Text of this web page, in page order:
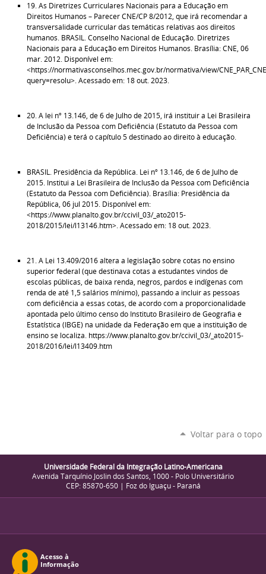
19. As Diretrizes Curriculares Nacionais para a Educação em
Direitos Humanos – Parecer CNE/CP 8/2012, que irá recomendar a
transversalidade curricular das temáticas relativas aos direitos
humanos. BRASIL. Conselho Nacional de Educação. Diretrizes
Nacionais para a Educação em Direitos Humanos. Brasília: CNE, 06
mar. 2012. Disponível em:
<https://normativasconselhos.mec.gov.br/normativa/view/
query=resolu>. Acessado em: 18 out. 2023.
20. A lei nº 13.146, de 6 de Julho de 2015, irá instituir a Lei Brasileira
de Inclusão da Pessoa com Deficiência (Estatuto da Pessoa com
Deficiência) e terá o capítulo 5 destinado ao direito à educação.
BRASIL. Presidência da República. Lei nº 13.146, de 6 de Julho de
2015. Institui a Lei Brasileira de Inclusão da Pessoa com Deficiência
(Estatuto da Pessoa com Deficiência). Brasília: Presidência da
República, 06 jul 2015. Disponível em:
<https://www.planalto.gov.br/ccivil_03/_ato2015-
2018/2015/lei/l13146.htm>. Acessado em: 18 out. 2023.
21. A Lei 13.409/2016 altera a legislação sobre cotas no ensino
superior federal (que destinava cotas a estudantes vindos de
escolas públicas, de baixa renda, negros, pardos e indígenas com
renda de até 1,5 salários mínimo), passando a incluir as pessoas
com deficiência a essas cotas, de acordo com a proporcionalidade
apontada pelo último censo do Instituto Brasileiro de Geografia e
Estatística (IBGE) na unidade da Federação em que a instituição de
ensino se localiza. https://www.planalto.gov.br/ccivil_03/_ato2015-
2018/2016/lei/l13409.htm
Voltar para o topo
Universidade Federal da Integração Latino-Americana
Avenida Tarquínio Joslin dos Santos, 1000 - Polo Universitário
CEP: 85870-650 | Foz do Iguaçu - Paraná